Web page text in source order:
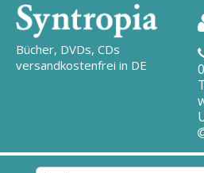
Bücher, DVDs, CDs
versandkostenfrei in DE
0